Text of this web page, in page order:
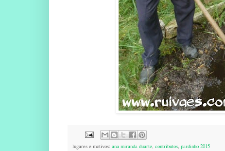
lugares e motivos: ana miranda duarte, contributos, pardinho 2015